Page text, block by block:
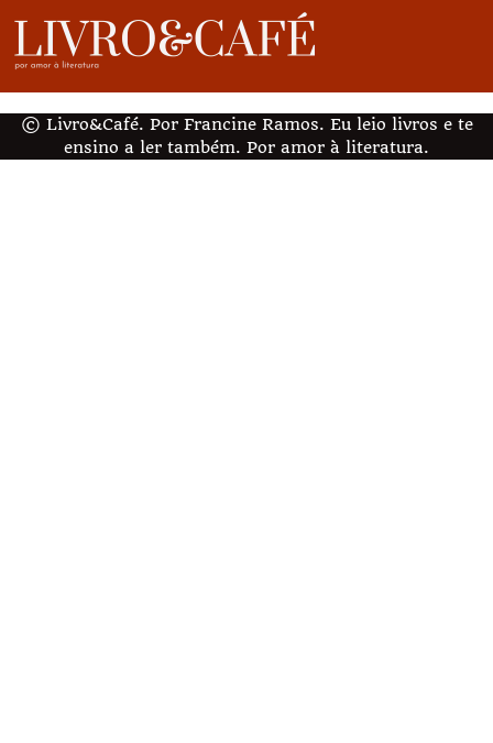
© Livro&Café. Por Francine Ramos. Eu leio livros e te
ensino a ler também. Por amor à literatura.